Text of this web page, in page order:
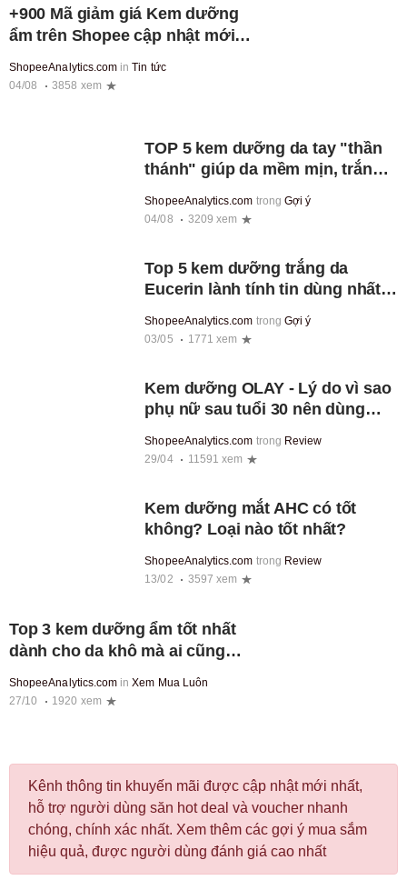
+900 Mã giảm giá Kem dưỡng
ẩm trên Shopee cập nhật mới
ShopeeAnalytics.com inTin tức
04/08
3858 xem
TOP 5 kem dưỡng da tay "thần
thánh" giúp da mềm mịn, trắng
ShopeeAnalytics.com trong Gợi ý
04/08
3209 xem
Top 5 kem dưỡng trắng da
Eucerin lành tính tin dùng nhất
ShopeeAnalytics.com trong Gợi ý
03/05
1771 xem
Kem dưỡng OLAY - Lý do vì sao
phụ nữ sau tuổi 30 nên dùng
và ban đêm
ShopeeAnalytics.com trong Review
29/04
11591 xem
Kem dưỡng mắt AHC có tốt
không? Loại nào tốt nhất?
ShopeeAnalytics.com trong Review
13/02
3597 xem
Top 3 kem dưỡng ẩm tốt nhất
dành cho da khô mà ai cũng
ShopeeAnalytics.com inXem Mua Luôn
27/10
1920 xem
Kênh thông tin khuyến mãi được cập nhật mới nhất,
hỗ trợ người dùng săn hot deal và voucher nhanh
chóng, chính xác nhất. Xem thêm các gợi ý mua sắm
hiệu quả, được người dùng đánh giá cao nhất